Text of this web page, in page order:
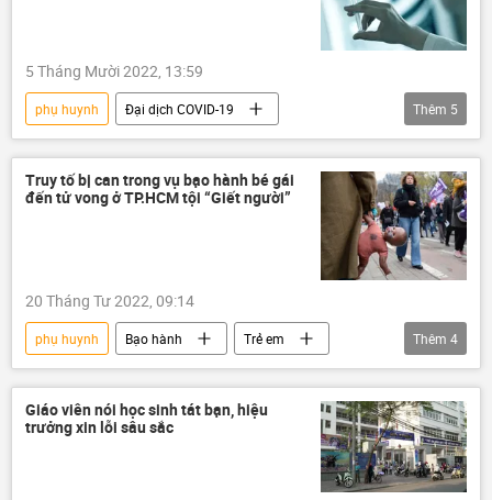
5 Tháng Mười 2022, 13:59
phụ huynh
Đại dịch COVID-19
Covid-19 tại Việt Nam
thông tin
y tế
Việt Nam Vaccine
Thêm 5
Truy tố bị can trong vụ bạo hành bé gái
đến tử vong ở TP.HCM tội “Giết người”
20 Tháng Tư 2022, 09:14
phụ huynh Bạo hành
Trẻ em
Thành phố Hồ Chí Minh
đánh đập
tội phạm
Xã hội
Thêm 4
Giáo viên nói học sinh tát bạn, hiệu
trưởng xin lỗi sâu sắc